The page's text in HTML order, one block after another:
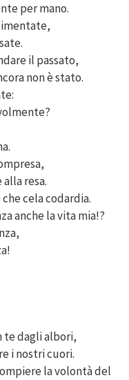
per mano.
il passato,
non è stato.
resa.
cela codardia.
anche la vita mia!?
te dagli albori,
i nostri cuori.
la volontà del